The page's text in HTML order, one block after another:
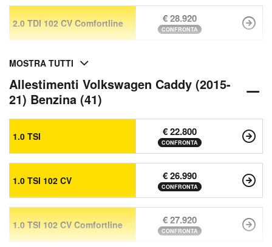
2.0 TDI 102 CV Comfortline € 28.920
CONFRONTA
MOSTRA TUTTI
Allestimenti Volkswagen Caddy (2015-
21) Benzina (41)
1.0 TSI € 22.800
CONFRONTA
1.0 TSI 102 CV € 26.990
CONFRONTA
1.0 TSI 102 CV Comfortline € 27.920
CONFRONTA